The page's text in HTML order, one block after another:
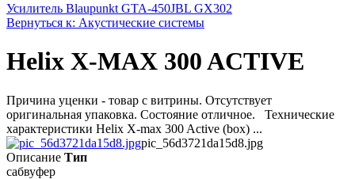
Усилитель Blaupunkt GTA-450JBL GX302
Вернуться к: Акустические системы
Helix X-MAX 300 ACTIVE
Причина уценки - товар с витрины. Отсутствует
оригинальная упаковка. Состояние отличное. Технические
характеристики Helix X-max 300 Active (box) ...
pic_56d3721da15d8.jpg
Описание Тип
сабвуфер